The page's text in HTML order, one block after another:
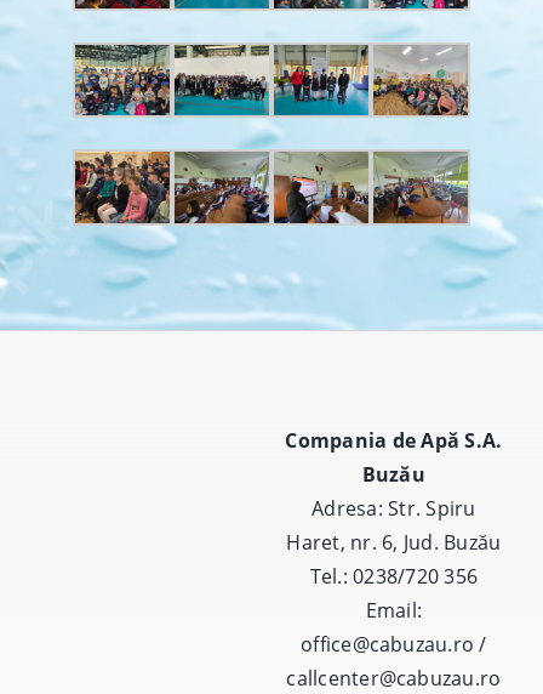
Compania de Apă S.A.
Buzău
Adresa: Str. Spiru
Haret, nr. 6, Jud. Buzău
Tel.: 0238/720 356
Email:
office@cabuzau.ro /
callcenter@cabuzau.ro